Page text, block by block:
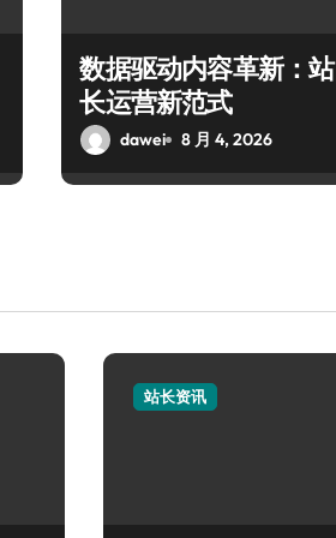
数据驱动内容革新：站
长运营新范式
dawei 8 月 4, 2026
站长资讯